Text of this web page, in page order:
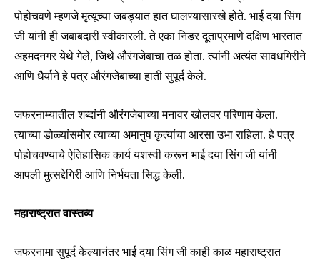
SUBSCRIBE
6,300 32,111 75
पोहोचवणे म्हणजे मृत्यूच्या जबड्यात हात घालण्यासारखे होते. भाई दया सिंग
जी यांनी ही जबाबदारी स्वीकारली. ते एका निडर दूताप्रमाणे दक्षिण भारतात
अहमदनगर येथे गेले, जिथे औरंगजेबाचा तळ होता. त्यांनी अत्यंत सावधगिरीने
आणि धैर्याने हे पत्र औरंगजेबाच्या हाती सुपूर्द केले.
जफरनाम्यातील शब्दांनी औरंगजेबाच्या मनावर खोलवर परिणाम केला.
त्याच्या डोळ्यांसमोर त्याच्या अमानुष कृत्यांचा आरसा उभा राहिला. हे पत्र
पोहोचवण्याचे ऐतिहासिक कार्य यशस्वी करून भाई दया सिंग जी यांनी
आपली मुत्सद्देगिरी आणि निर्भयता सिद्ध केली.
महाराष्ट्रात वास्तव्य
जफरनामा सुपूर्द केल्यानंतर भाई दया सिंग जी काही काळ महाराष्ट्रात